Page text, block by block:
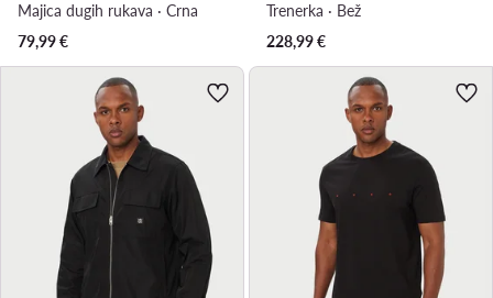
Majica dugih rukava · Crna
79,99€
Trenerka · Bež
228,99€